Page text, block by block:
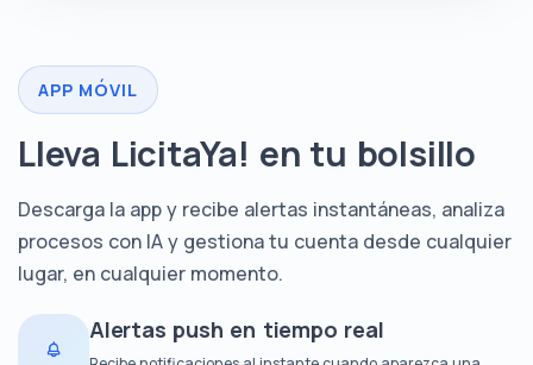
APP MÓVIL
Lleva LicitaYa! en tu bolsillo
Descarga la app y recibe alertas instantáneas, analiza
procesos con IA y gestiona tu cuenta desde cualquier
lugar, en cualquier momento.
Alertas push en tiempo real